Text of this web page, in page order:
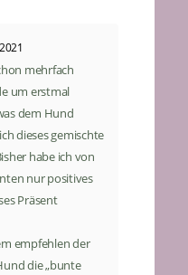
mehrfach
um erstmal
dem Hund
dieses gemischte
habe ich von
nur positives
Präsent
empfehlen der
die „bunte